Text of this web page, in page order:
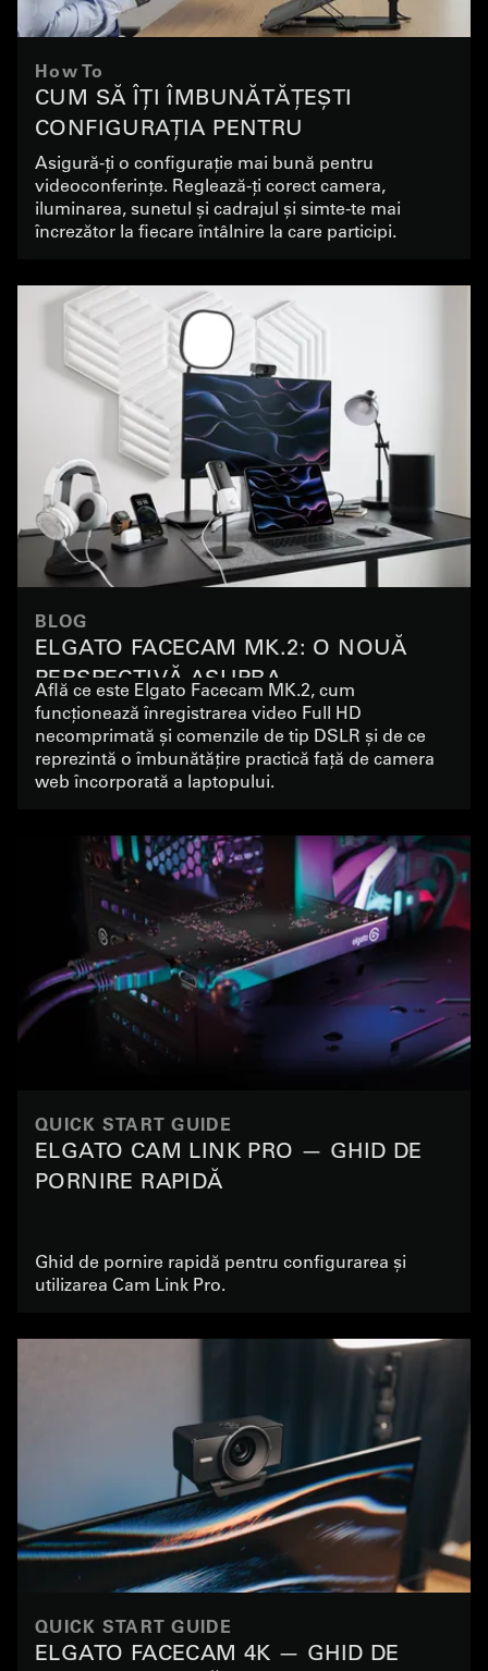
How To
CUM SĂ ÎȚI ÎMBUNĂTĂȚEȘTI
CONFIGURAȚIA PENTRU
VIDEOCONFERINȚE
Asigură-ți o configurație mai bună pentru
videoconferințe. Reglează-ți corect camera,
iluminarea, sunetul și cadrajul și simte-te mai
încrezător la fiecare întâlnire la care participi.
BLOG
ELGATO FACECAM MK.2: O NOUĂ
PERSPECTIVĂ ASUPRA
POSIBILITĂȚILOR UNEI CAMERE WEB
Află ce este Elgato Facecam MK.2, cum
funcționează înregistrarea video Full HD
necomprimată și comenzile de tip DSLR și de ce
reprezintă o îmbunătățire practică față de camera
web încorporată a laptopului.
QUICK START GUIDE
ELGATO CAM LINK PRO — GHID DE
PORNIRE RAPIDĂ
Ghid de pornire rapidă pentru configurarea și
utilizarea Cam Link Pro.
QUICK START GUIDE
ELGATO FACECAM 4K — GHID DE